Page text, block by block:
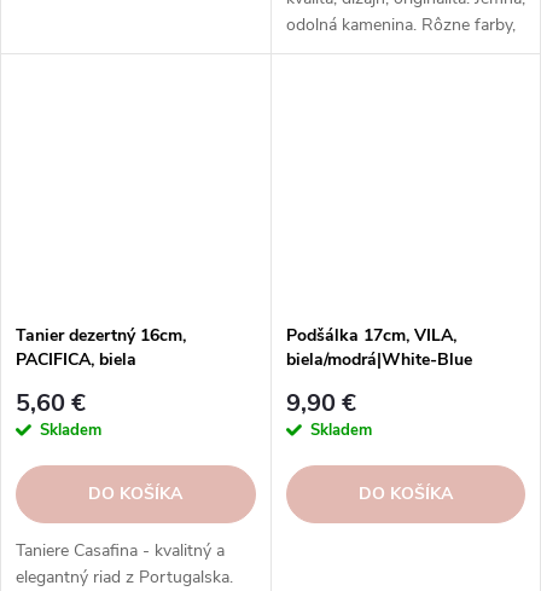
odolná kamenina. Rôzne farby,
vzory, tvary. Na každý nápoj a
Tanier dezertný 16cm,
PACIFICA, biela
5,60 €
Skladem
DO KOŠÍKA
Taniere Casafina - kvalitný a
elegantný riad z Portugalska.
Podšálka 17cm, VILA,
biela/modrá|White-Blue
9,90 €
Skladem
DO KOŠÍKA